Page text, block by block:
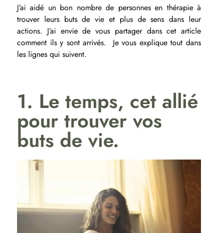
J’ai aidé un bon nombre de personnes en thérapie à
trouver leurs buts de vie et plus de sens dans leur
actions. J’ai envie de vous partager dans cet article
comment ils y sont arrivés. Je vous explique tout dans
les lignes qui suivent.
1. Le temps, cet allié
pour trouver vos
buts de vie.